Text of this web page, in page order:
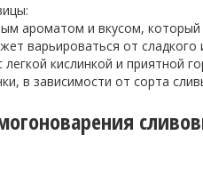
ароматом и вкусом,
варьироваться от
кислинкой и приятной
в зависимости от сорта